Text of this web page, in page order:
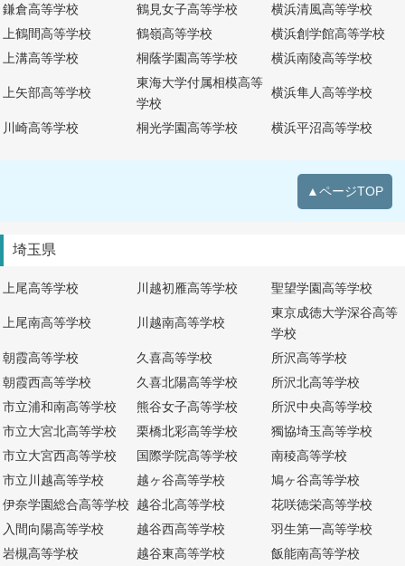
鎌倉高等学校
鶴見女子高等学校
横浜清風高等学校
上鶴間高等学校
鶴嶺高等学校
横浜創学館高等学校
上溝高等学校
桐蔭学園高等学校 横浜南陵高等学校
上矢部高等学校
東海大学付属相模高等
学校
横浜隼人高等学校
川崎高等学校 桐光学園高等学校 横浜平沼高等学校
▲ページTOP
埼玉県
上尾高等学校 川越初雁高等学校 聖望学園高等学校
上尾南高等学校 川越南高等学校
東京成徳大学深谷高等
学校
朝霞高等学校
久喜高等学校
所沢高等学校
朝霞西高等学校
久喜北陽高等学校
所沢北高等学校
市立浦和南高等学校
熊谷女子高等学校
所沢中央高等学校
市立大宮北高等学校
栗橋北彩高等学校
獨協埼玉高等学校
市立大宮西高等学校
国際学院高等学校
南稜高等学校
市立川越高等学校
越ヶ谷高等学校
鳩ヶ谷高等学校
伊奈学園総合高等学校
越谷北高等学校
花咲徳栄高等学校
入間向陽高等学校
越谷西高等学校
羽生第一高等学校
岩槻高等学校
越谷東高等学校
飯能南高等学校